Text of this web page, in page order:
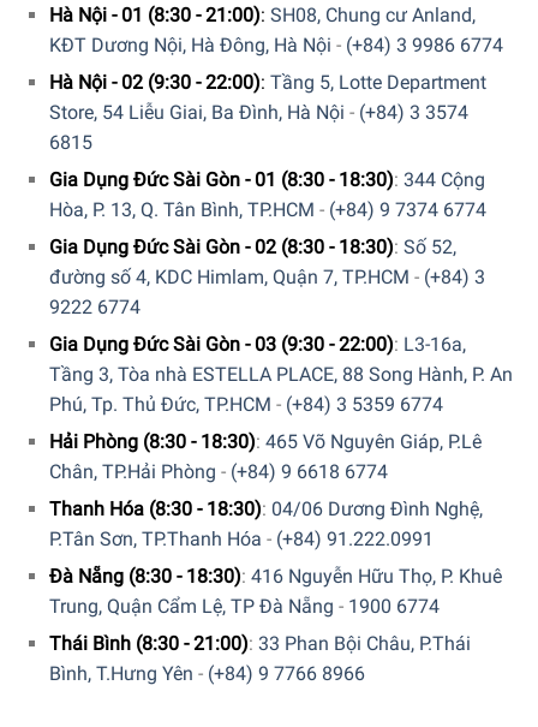
Rượu Vang Đỏ Chateau De Luc Veredus Famille Fabre sở
hữu sắc đỏ Ruby với sắc độ tím. Bạn có thể cảm nhận
được hương vị cam thảo đậm đà, cùng với mứt dâu đen và
ô liu đen. Thưởng thức Famille Fabre Veredus Chateau De
Luc với sự phong phú, đậm đặc cùng với tannin mạnh mẽ
và mượt mà.
Hà Nội - 01 (8:30 - 21:00): SH08, Chung cư Anland,
KĐT Dương Nội, Hà Đông, Hà Nội - (+84) 3 9986 6774
Hà Nội - 02 (9:30 - 22:00): Tầng 5, Lotte Department
Store, 54 Liễu Giai, Ba Đình, Hà Nội - (+84) 3 3574
6815
Gia Dụng Đức Sài Gòn - 01 (8:30 - 18:30): 344 Cộng
Hòa, P. 13, Q. Tân Bình, TP.HCM - (+84) 9 7374 6774
Gia Dụng Đức Sài Gòn - 02 (8:30 - 18:30): Số 52,
đường số 4, KDC Himlam, Quận 7, TP.HCM - (+84) 3
9222 6774
Gia Dụng Đức Sài Gòn - 03 (9:30 - 22:00): L3-16a,
Tầng 3, Tòa nhà ESTELLA PLACE, 88 Song Hành, P. An
Phú, Tp. Thủ Đức, TP.HCM - (+84) 3 5359 6774
Hải Phòng (8:30 - 18:30): 465 Võ Nguyên Giáp, P.Lê
Chân, TP.Hải Phòng - (+84) 9 6618 6774
Thanh Hóa (8:30 - 18:30): 04/06 Dương Đình Nghệ,
P.Tân Sơn, TP.Thanh Hóa - (+84) 91.222.0991
Đà Nẵng (8:30 - 18:30): 416 Nguyễn Hữu Thọ, P. Khuê
Trung, Quận Cẩm Lệ, TP Đà Nẵng - 1900 6774
Thái Bình (8:30 - 21:00): 33 Phan Bội Châu, P.Thái
Bình, T.Hưng Yên - (+84) 9 7766 8966